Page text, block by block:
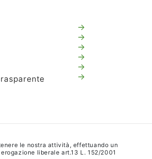
le nostra attività, effettuando un
liberale art.13 L. 152/2001